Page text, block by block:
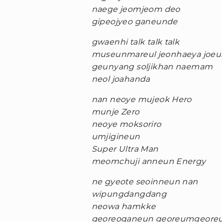
naege jeomjeom deo
gipeojyeo ganeunde
gwaenhi talk talk talk
museunmareul jeonhaeya
geunyang soljikhan naemam
neol joahanda
nan neoye mujeok Hero
munje Zero
neoye moksoriro
umjigineun
Super Ultra Man
meomchuji anneun Energy
ne gyeote seoinneun nan
wipungdangdang
neowa hamkke
georeoganeun